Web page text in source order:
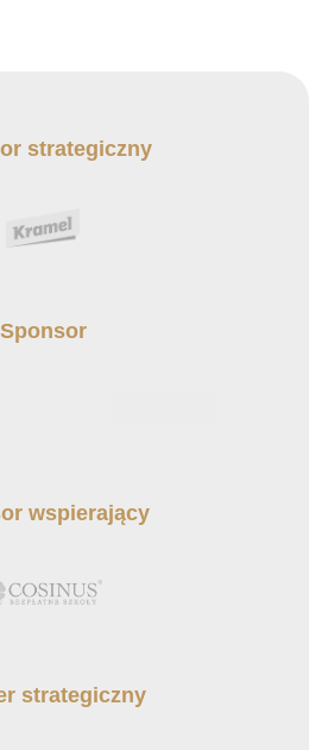
strategiczny
Sponsor
wspierający
strategiczny